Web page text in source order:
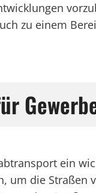
zu einem
ein
um die Straßen